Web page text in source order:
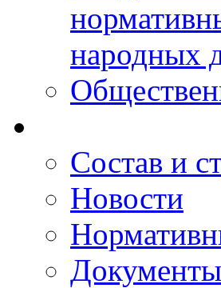
народных
Состав и
Новости